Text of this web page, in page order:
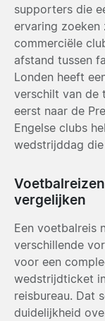
supporters die
ervaring
commerciële
afstand tussen
Londen heeft
verschilt van de
eerst naar de
Engelse clubs
wedstrijddag
vergelijken
Een voetbalreis
verschillende
voor een
wedstrijdticket
reisbureau. Dat
duidelijkheid